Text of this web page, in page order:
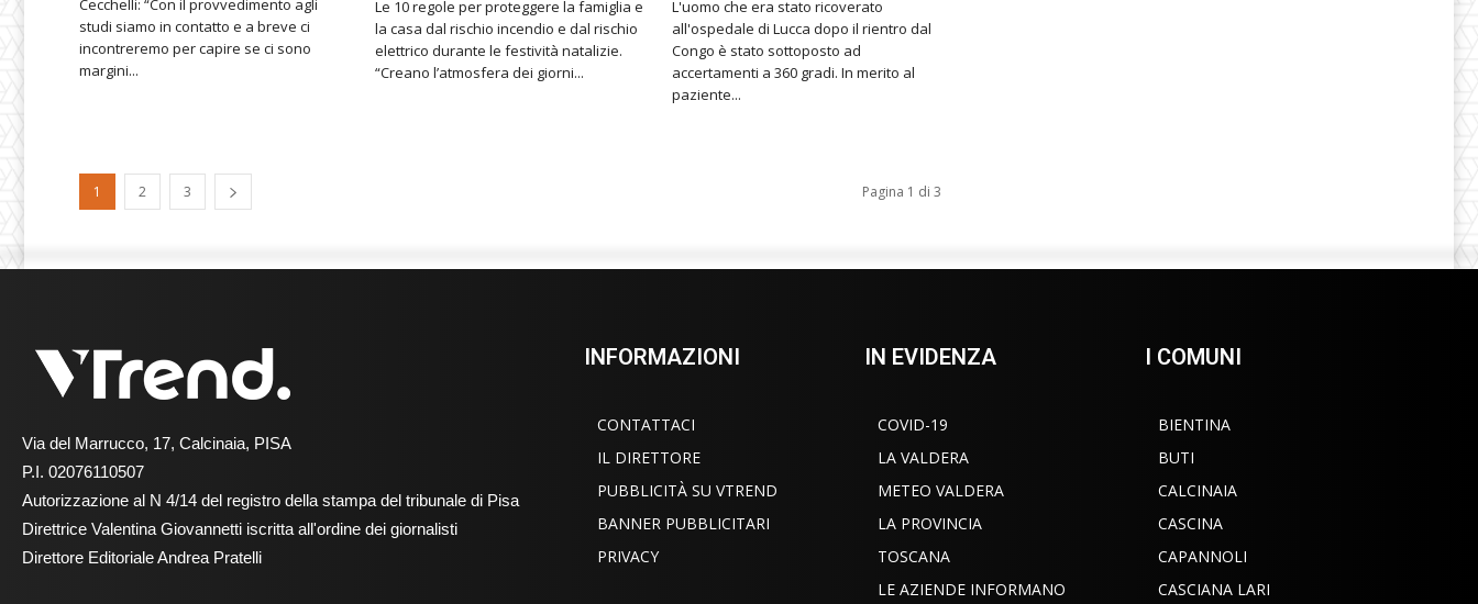
Cecchelli: “Con il provvedimento agli
studi siamo in contatto e a breve ci
incontreremo per capire se ci sono
margini...
Le 10 regole per proteggere la famiglia e
la casa dal rischio incendio e dal rischio
elettrico durante le festività natalizie.
“Creano l’atmosfera dei giorni...
L'uomo che era stato ricoverato
all'ospedale di Lucca dopo il rientro dal
Congo è stato sottoposto ad
accertamenti a 360 gradi. In merito al
paziente...
1 2 3 Pagina 1 di 3
Via del Marrucco, 17, Calcinaia, PISA
P.I. 02076110507
Autorizzazione al N 4/14 del registro della stampa del tribunale di Pisa
Direttrice Valentina Giovannetti iscritta all'ordine dei giornalisti
Direttore Editoriale Andrea Pratelli
INFORMAZIONI
CONTATTACI
IL DIRETTORE
PUBBLICITÀ SU VTREND
BANNER PUBBLICITARI
PRIVACY
IN EVIDENZA
COVID-19
LA VALDERA
METEO VALDERA
LA PROVINCIA
TOSCANA
LE AZIENDE INFORMANO
I COMUNI
BIENTINA
BUTI
CALCINAIA
CASCINA
CAPANNOLI
CASCIANA LARI